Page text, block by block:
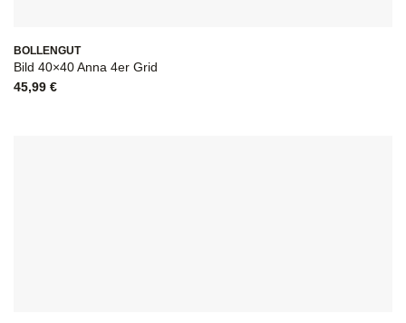
BOLLENGUT
Bild 40×40 Anna 4er Grid
45,99 €